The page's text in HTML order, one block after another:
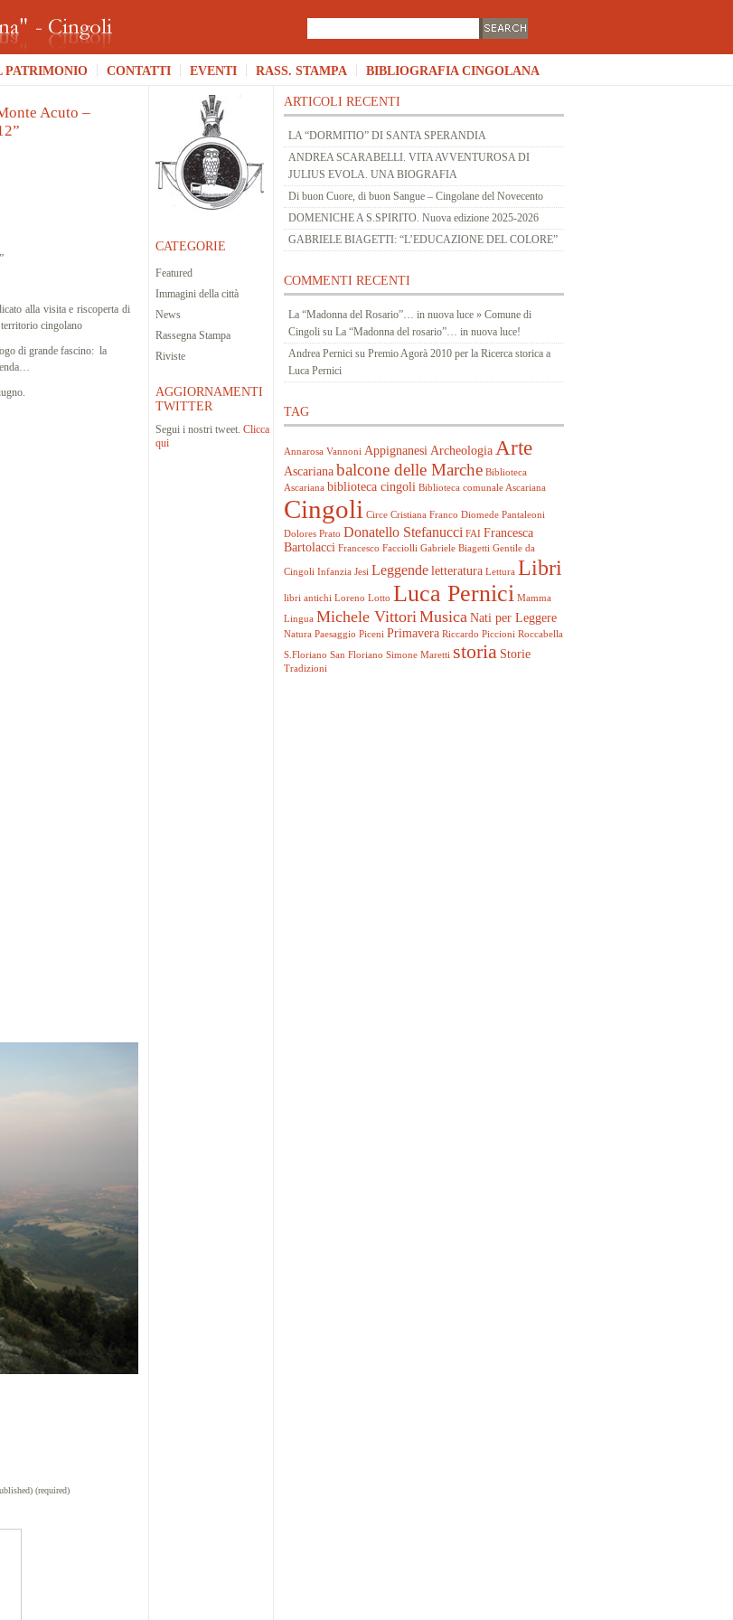
PATRIMONIO CONTATTI EVENTI RASS. STAMPA BIBLIOGRAFIA CINGOLANA
Acuto –
”
alla visita e riscoperta di
territorio cingolano
di grande fascino: la
(required)
CATEGORIE
Featured
Immagini della città
News
Rassegna Stampa
Riviste
AGGIORNAMENTI
TWITTER
Segui i nostri tweet. Clicca
qui
ARTICOLI RECENTI
LA “DORMITIO” DI SANTA SPERANDIA
ANDREA SCARABELLI. VITA AVVENTUROSA DI
JULIUS EVOLA. UNA BIOGRAFIA
Di buon Cuore, di buon Sangue – Cingolane del Novecento
DOMENICHE A S.SPIRITO. Nuova edizione 2025-2026
GABRIELE BIAGETTI: “L’EDUCAZIONE DEL COLORE”
COMMENTI RECENTI
La “Madonna del Rosario”… in nuova luce » Comune di
Cingoli su La “Madonna del rosario”… in nuova luce!
Andrea Pernici su Premio Agorà 2010 per la Ricerca storica a
Luca Pernici
TAG
Annarosa Vannoni Appignanesi Archeologia Arte
Ascariana balcone delle Marche Biblioteca
Ascariana biblioteca cingoli Biblioteca comunale Ascariana
Cingoli Circe Cristiana Franco Diomede Pantaleoni
Dolores Prato Donatello Stefanucci FAI Francesca
Bartolacci Francesco Facciolli Gabriele Biagetti Gentile da
Cingoli Infanzia Jesi Leggende letteratura Lettura Libri
libri antichi Loreno Lotto Luca Pernici Mamma
Lingua Michele VittoriMusica Nati per Leggere
Natura Paesaggio Piceni Primavera Riccardo Piccioni Roccabella
S.Floriano San Floriano Simone Maretti storia Storie
Tradizioni